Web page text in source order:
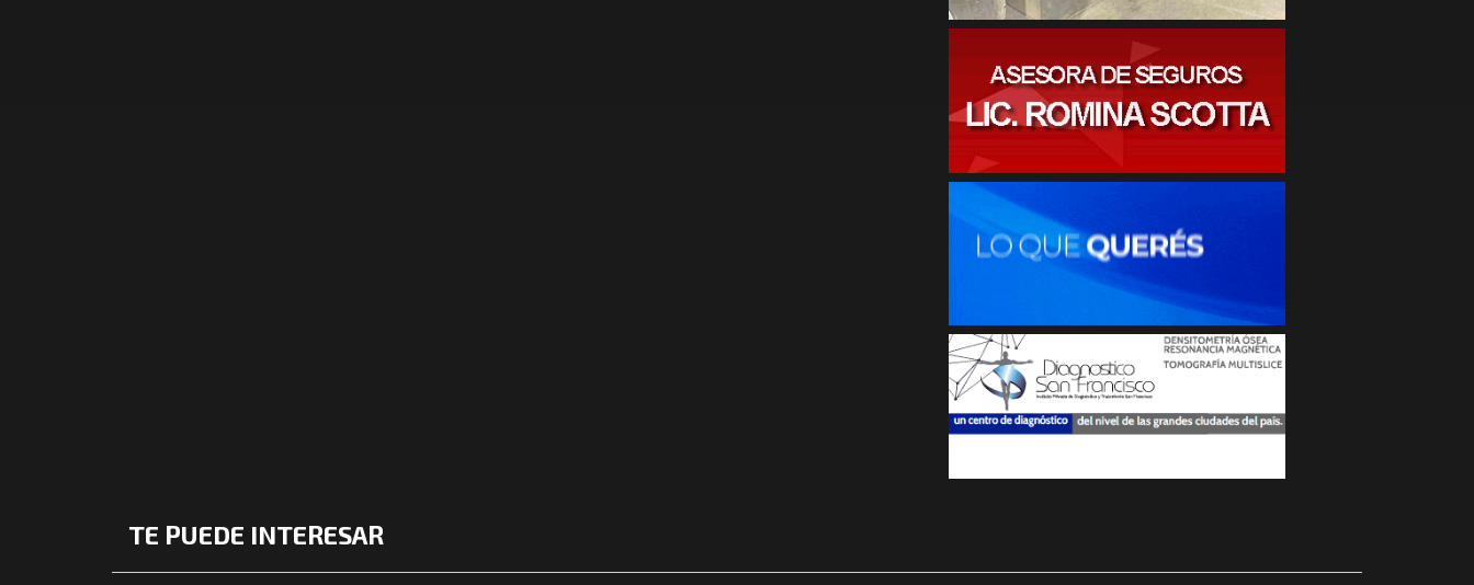
TE PUEDE INTERESAR